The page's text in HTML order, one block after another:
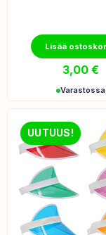
Lisää
3,00 €
Varastossa
UUTUUS!